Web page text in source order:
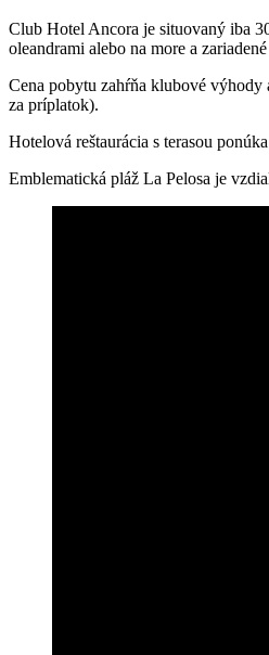
Club Hotel Ancora je situovaný iba
oleandrami alebo na more a
Cena pobytu zahŕňa klubové
za príplatok).
Hotelová reštaurácia s terasou
Emblematická pláž La Pelosa je